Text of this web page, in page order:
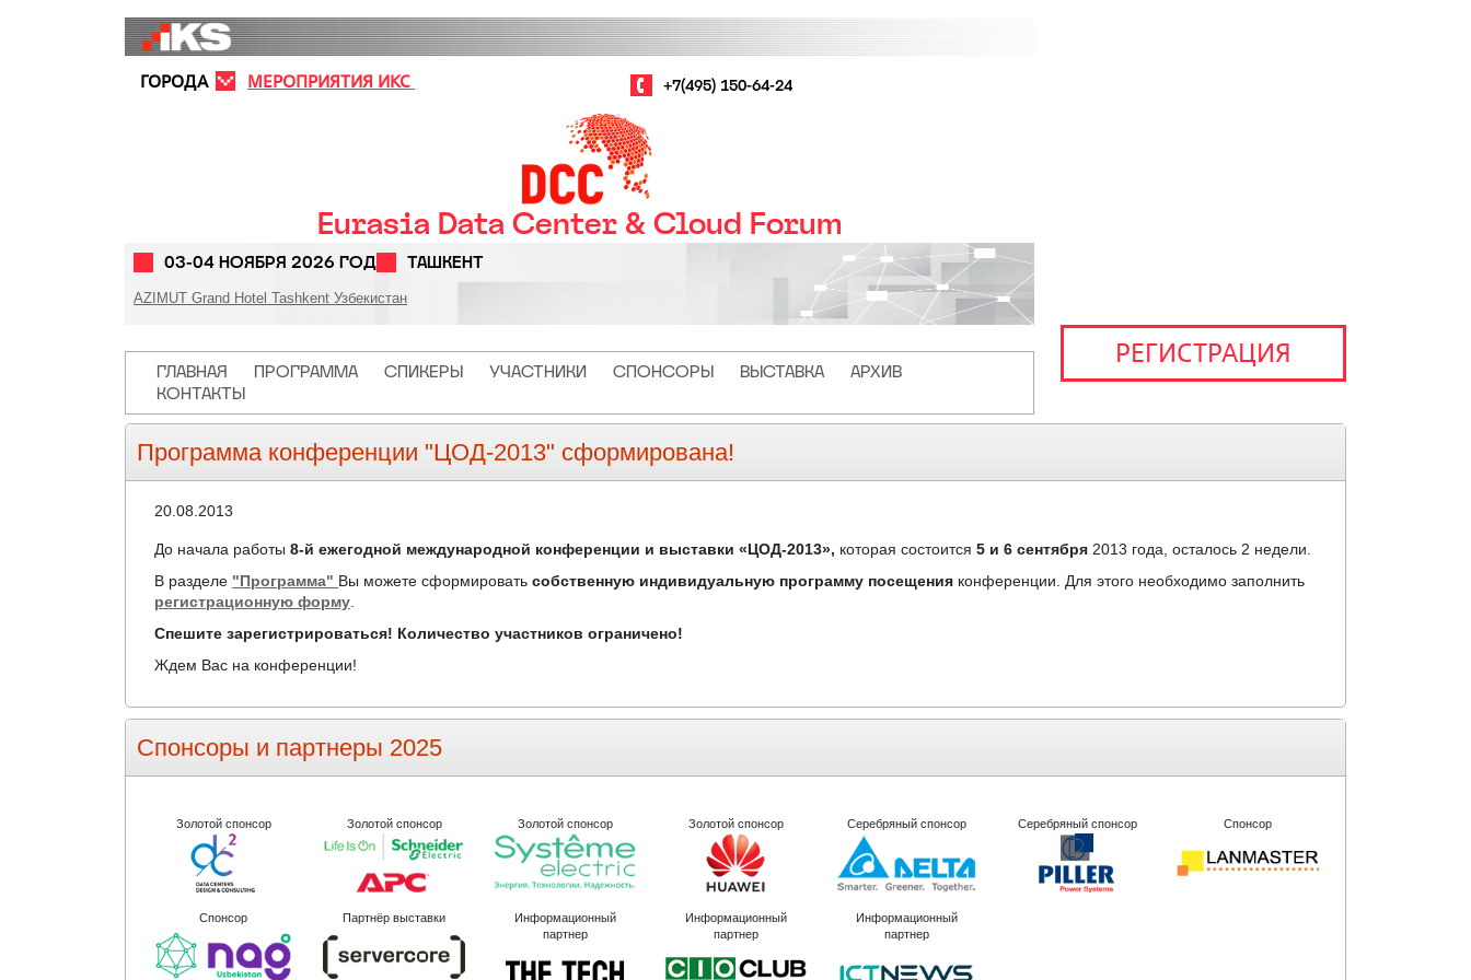
МЕРОПРИЯТИЯ ИКС +7(495) 150-64-24
ГОРОДА
Eurasia Data Center & Cloud Forum
03-04 НОЯБРЯ 2026 ГОД ТАШКЕНТ
AZIMUT Grand Hotel Tashkent Узбекистан
Основная навигация
ГЛАВНАЯ ПРОГРАММА СПИКЕРЫ УЧАСТНИКИ СПОНСОРЫ ВЫСТАВКА
АРХИВ
КОНТАКТЫ
РЕГИСТРАЦИЯ
Программа конференции "ЦОД-2013" сформирована!
20.08.2013
До начала работы 8-й ежегодной международной конференции и выставки «ЦОД-2013», которая состоится 5 и 6 сентября 2013 года, осталось 2 недели.
В разделе "Программа" Вы можете сформировать собственную индивидуальную программу посещения конференции. Для этого необходимо заполнить
регистрационную форму
Спешите зарегистрироваться! Количество участников ограничено!
Ждем Вас на конференции!
Спонсоры и партнеры 2025
Золотой спонсор Золотой спонсор Золотой спонсор Золотой спонсор Серебряный спонсор Серебряный спонсор Спонсор
Спонсор Партнёр выставки
Информационный
партнер
Информационный
партнер
Информационный
партнер